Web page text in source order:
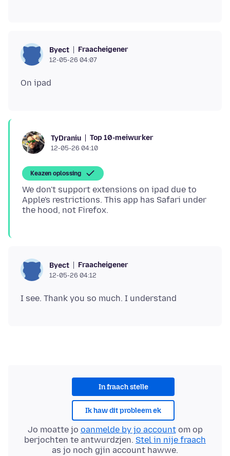
Byect Fraacheigener
12-05-26 04:07
TyDraniu Top 10-meiwurker
12-05-26 04:10
Keazen oplossing
We don't support extensions on ipad due to
Apple's restrictions. This app has Safari under
Byect Fraacheigener
12-05-26 04:12
In fraach stelle
Ik haw dit probleem ek
Jo moatte jo oanmelde by jo accountom op
berjochten te antwurdzjen. Stel in nije fraach
as jo noch gjin account hawwe.